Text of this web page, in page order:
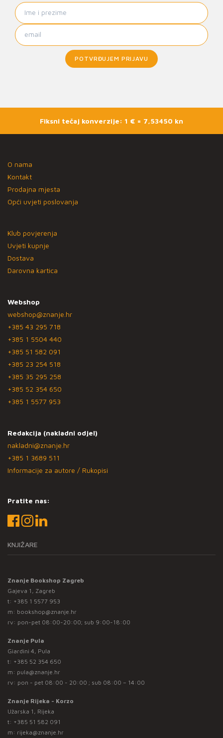
POTVRĐUJEM PRIJAVU
Fiksni tečaj konverzije: 1 € = 7,53450 kn
O nama
Kontakt
Prodajna mjesta
Opći uvjeti poslovanja
Klub povjerenja
Uvjeti kupnje
Dostava
Darovna kartica
Webshop
webshop@znanje.hr
+385 43 295 718
+385 1 5504 440
+385 51 582 091
+385 23 254 518
+385 35 295 258
+385 52 354 650
+385 1 5577 953
Redakcija (nakladni odjel)
nakladni@znanje.hr
+385 1 3689 511
Informacije za autore / Rukopisi
Pratite nas:
KNJIŽARE
Znanje Bookshop Zagreb
Gajeva 1, Zagreb
t: +385 1 5577 953
m: bookshop@znanje.hr
rv: pon-pet 08:00-20:00; sub 9:00-18:00
Znanje Pula
Giardini 4, Pula
t: +385 52 354 650
m: pula@znanje.hr
rv: pon - pet 08:00 - 20:00 ; sub 08:00 – 14:00
Znanje Rijeka - Korzo
Užarska 1, Rijeka
t: +385 51 582 091
m: rijeka@znanje.hr